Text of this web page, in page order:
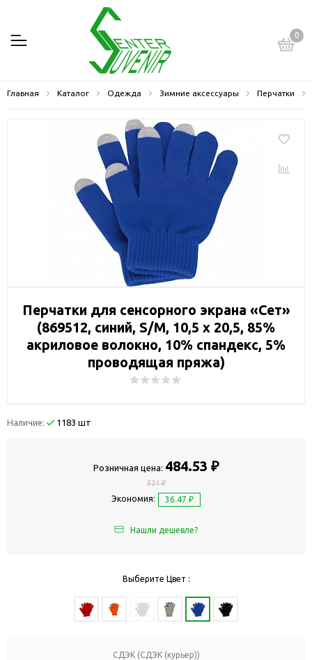
0
Главная Каталог Одежда Зимние аксессуары Перчатки
Перчатки для сенсорного экрана «Сет»
(869512, синий, S/M, 10,5 х 20,5, 85%
акриловое волокно, 10% спандекс, 5%
проводящая пряжа)
Наличие: 1183 шт
Розничная цена: 484.53 ₽
521 ₽
Экономия: 36.47 ₽
Нашли дешевле?
Выберите Цвет :
СДЭК (СДЭК (курьер))